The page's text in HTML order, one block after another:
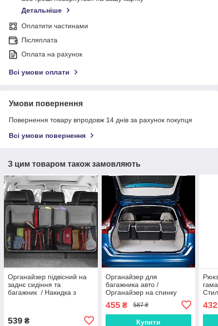
Детальніше
Оплатити частинами
Післяплата
Оплата на рахунок
Всі умови оплати
Умови повернення
Повернення товару впродовж 14 днів за рахунок покупця
Всі умови повернення
З цим товаром також замовляють
Органайзер підвісний на
заднє сидіння та
багажник / Накидка з
539 ₴
Органайзер для
багажника авто /
Органайзер на спинку
Захисна накладка
455₴ 587 ₴
Купити
432